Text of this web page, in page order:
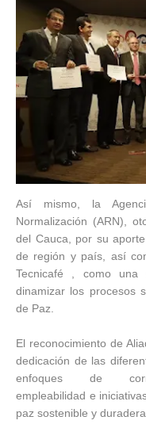
Así mismo, la
Normalización (ARN),
del Cauca, por su
de región y país, así
Tecnicafé , como una
dinamizar los procesos
de Paz.
El reconocimiento de
dedicación de las
enfoques de
empleabilidad e
paz sostenible y duradera.